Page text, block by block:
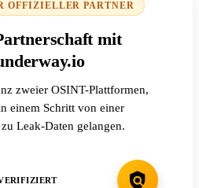
OFFIZIELLER PARTNER
mit
zweier OSINT-Plattformen,
einem Schritt von einer
Leak-Daten gelangen.